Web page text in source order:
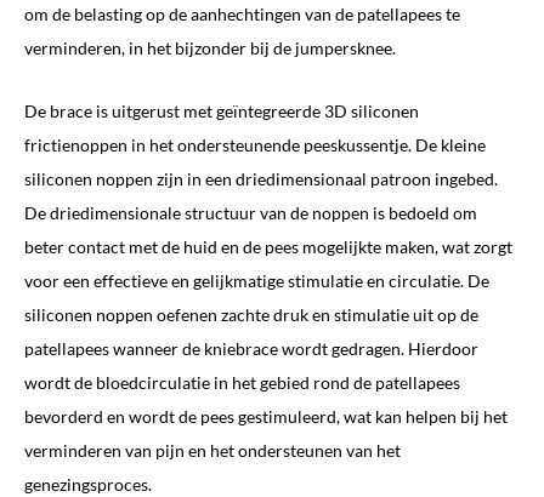
om de belasting op de aanhechtingen van de patellapees te
verminderen, in het bijzonder bij de jumpersknee.
De brace is uitgerust met geïntegreerde 3D siliconen
frictienoppen in het ondersteunende peeskussentje. De kleine
siliconen noppen zijn in een driedimensionaal patroon ingebed.
De driedimensionale structuur van de noppen is bedoeld om
beter contact met de huid en de pees mogelijkte maken, wat zorgt
voor een effectieve en gelijkmatige stimulatie en circulatie. De
siliconen noppen oefenen zachte druk en stimulatie uit op de
patellapees wanneer de kniebrace wordt gedragen. Hierdoor
wordt de bloedcirculatie in het gebied rond de patellapees
bevorderd en wordt de pees gestimuleerd, wat kan helpen bij het
verminderen van pijn en het ondersteunen van het
genezingsproces.